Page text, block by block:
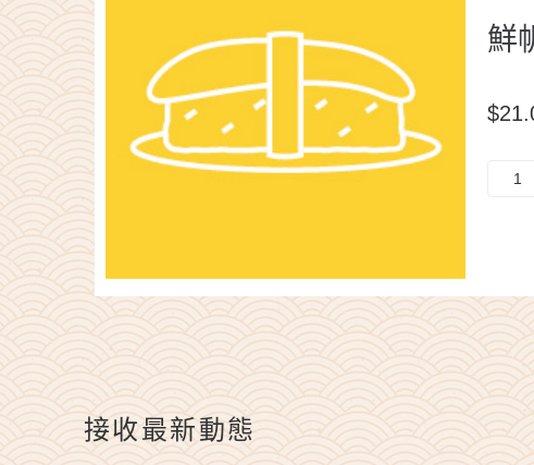
鮮
$
接收最新動態